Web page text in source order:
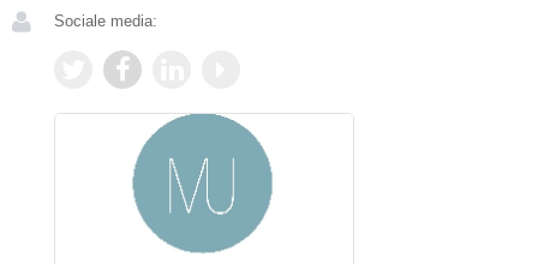
Sociale media: